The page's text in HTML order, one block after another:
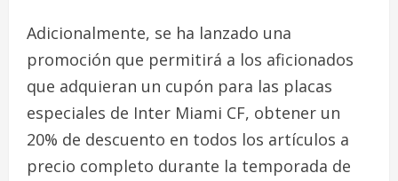
Adicionalmente, se ha lanzado una
promoción que permitirá a los aficionados
que adquieran un cupón para las placas
especiales de Inter Miami CF, obtener un
20% de descuento en todos los artículos a
precio completo durante la temporada de